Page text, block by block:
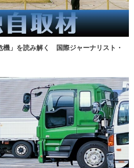
機」を読み解く 国際ジャーナリスト・